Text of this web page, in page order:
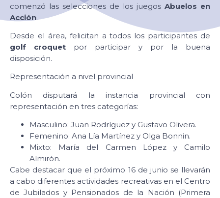
comenzó las selecciones de los juegos Abuelos en
Acción.
Desde el área, felicitan a todos los participantes de
golf croquet por participar y por la buena
disposición.
Representación a nivel provincial
Colón disputará la instancia provincial con
representación en tres categorías:
Masculino: Juan Rodríguez y Gustavo Olivera.
Femenino: Ana Lía Martínez y Olga Bonnin.
Mixto: María del Carmen López y Camilo
Almirón.
Cabe destacar que el próximo 16 de junio se llevarán
a cabo diferentes actividades recreativas en el Centro
de Jubilados y Pensionados de la Nación (Primera